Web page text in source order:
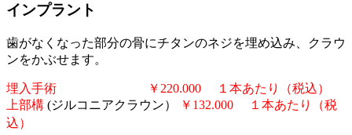
インプラント
歯がなくなった部分の骨にチタンのネジを埋め込み、クラウ
ンをかぶせます。
埋入手術 ￥220.000 １本あたり（税込）
上部構 (ジルコニアクラウン）
￥132.000 １本あたり（税
込）